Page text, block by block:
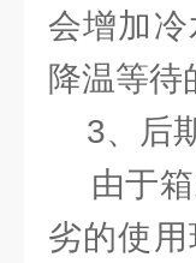
会增加
降温等待
3、后
由于箱
劣的使